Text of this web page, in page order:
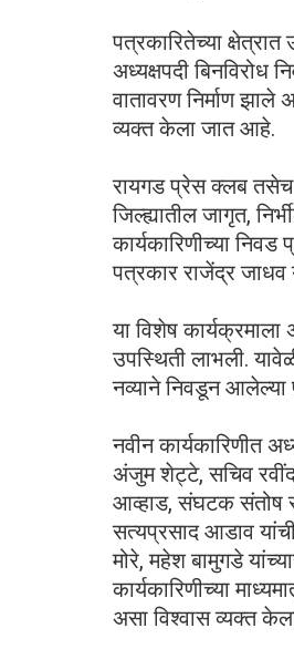
पत्रकारितेच्या
अध्यक्षपदी बिनविरोध
वातावरण निर्माण
व्यक्त केला जात आहे.
रायगड प्रेस क्लब तसेच
जिल्ह्यातील जागृत,
कार्यकारिणीच्या
पत्रकार राजेंद्र जाधव
या विशेष
उपस्थिती लाभली.
नव्याने निवडून आलेल्या
नवीन कार्यकारिणीत
अंजुम शेट्टे, सचिव
आव्हाड, संघटक संतोष
सत्यप्रसाद आडाव
मोरे, महेश बामुगडे
कार्यकारिणीच्या
असा विश्वास व्यक्त